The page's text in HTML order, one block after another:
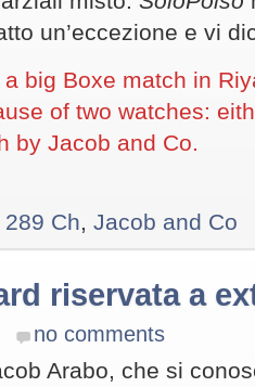
un’eccezione e vi
a big Boxe match in
of two watches:
by Jacob and Co.
Ch Jacob and Co
riservata a
no comments
Arabo, che si